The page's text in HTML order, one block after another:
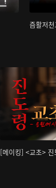
즘활저
[메이킹] <교초>